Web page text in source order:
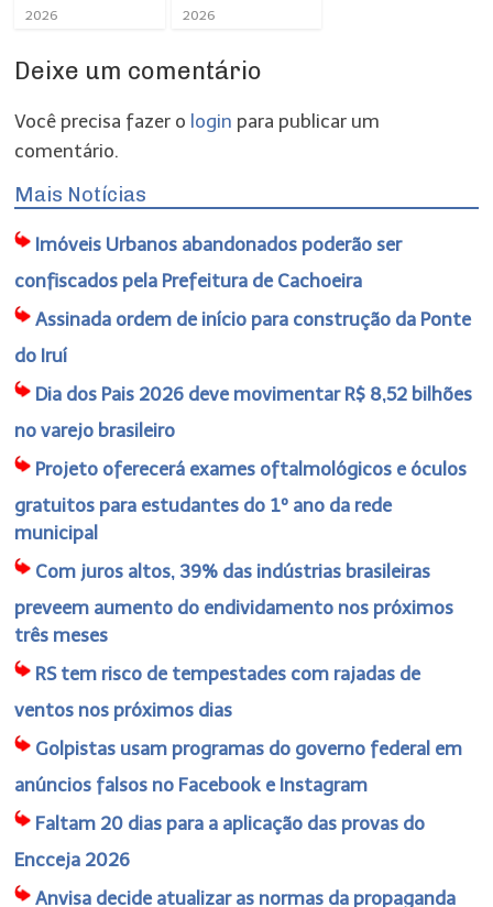
2026
2026
Deixe um comentário
Você precisa fazer o login para publicar um
comentário.
Mais Notícias
Imóveis Urbanos abandonados poderão ser
confiscados pela Prefeitura de Cachoeira
Assinada ordem de início para construção da Ponte
do Iruí
Dia dos Pais 2026 deve movimentar R$ 8,52 bilhões
no varejo brasileiro
Projeto oferecerá exames oftalmológicos e óculos
gratuitos para estudantes do 1º ano da rede
municipal
Com juros altos, 39% das indústrias brasileiras
preveem aumento do endividamento nos próximos
três meses
RS tem risco de tempestades com rajadas de
ventos nos próximos dias
Golpistas usam programas do governo federal em
anúncios falsos no Facebook e Instagram
Faltam 20 dias para a aplicação das provas do
Encceja 2026
Anvisa decide atualizar as normas da propaganda